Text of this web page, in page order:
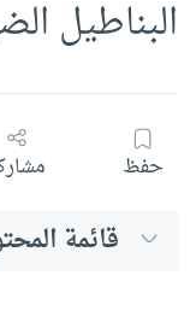
البناطيل
حفظ
قائمة